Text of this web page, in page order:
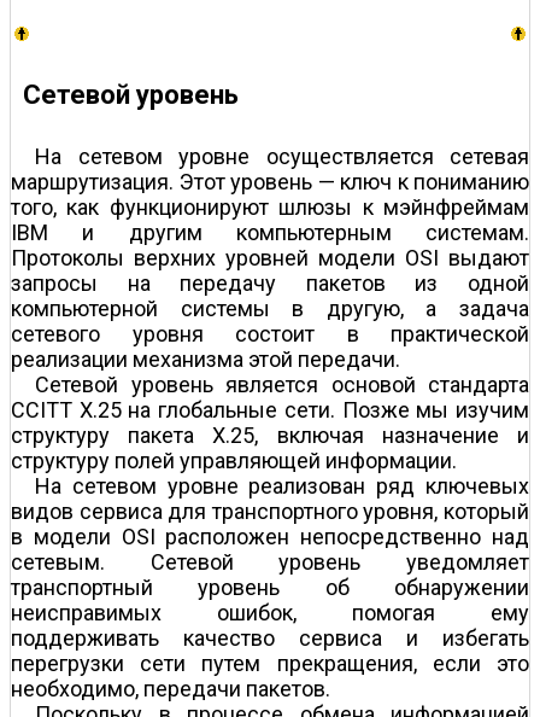
Сетевой уровень
На сетевом уровне осуществляется сетевая
маршрутизация. Этот уровень — ключ к пониманию
того, как функционируют шлюзы к мэйнфреймам
IBM и другим компьютерным системам.
Протоколы верхних уровней модели OSI выдают
запросы на передачу пакетов из одной
компьютерной системы в другую, а задача
сетевого уровня состоит в практической
реализации механизма этой передачи.
Сетевой уровень является основой стандарта
CCITT Х.25 на глобальные сети. Позже мы изучим
структуру пакета Х.25, включая назначение и
структуру полей управляющей информации.
На сетевом уровне реализован ряд ключевых
видов сервиса для транспортного уровня, который
в модели OSI расположен непосредственно над
сетевым. Сетевой уровень уведомляет
транспортный уровень об обнаружении
неисправимых ошибок, помогая ему
поддерживать качество сервиса и избегать
перегрузки сети путем прекращения, если это
необходимо, передачи пакетов.